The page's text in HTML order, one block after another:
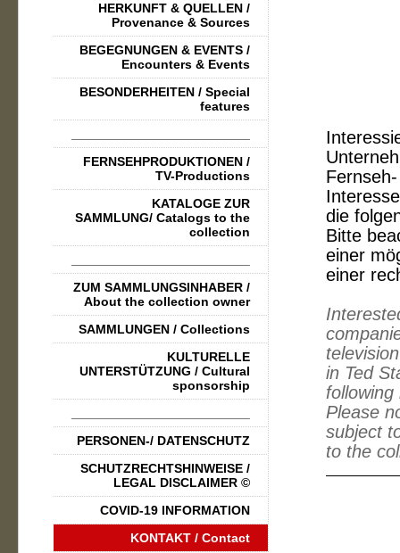
die
Bitte
einer
einer
in Ted
Please
subject
to the
HERKUNFT & QUELLEN /
Provenance & Sources
BEGEGNUNGEN & EVENTS /
Encounters & Events
BESONDERHEITEN / Special
features
FERNSEHPRODUKTIONEN /
TV-Productions
KATALOGE ZUR
SAMMLUNG/ Catalogs to the
collection
ZUM SAMMLUNGSINHABER /
About the collection owner
SAMMLUNGEN / Collections
KULTURELLE
UNTERSTÜTZUNG / Cultural
sponsorship
PERSONEN-/ DATENSCHUTZ
SCHUTZRECHTSHINWEISE /
LEGAL DISCLAIMER ©
COVID-19 INFORMATION
KONTAKT / Contact